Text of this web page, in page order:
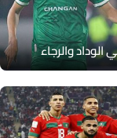
والرجاء